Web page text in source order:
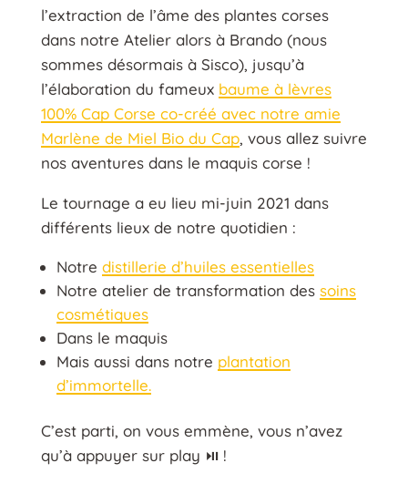
l’extraction de l’âme des plantes corses
dans notre Atelier alors à Brando (nous
sommes désormais à Sisco), jusqu’à
l’élaboration du fameux baume à lèvres
100% Cap Corse co-créé avec notre amie
Marlène de Miel Bio du Cap, vous allez suivre
nos aventures dans le maquis corse !
Le tournage a eu lieu mi-juin 2021 dans
différents lieux de notre quotidien :
Notre distillerie d’huiles essentielles
Notre atelier de transformation des soins
cosmétiques
Dans le maquis
Mais aussi dans notre plantation
d’immortelle.
C’est parti, on vous emmène, vous n’avez
qu’à appuyer sur play ⏯️ !